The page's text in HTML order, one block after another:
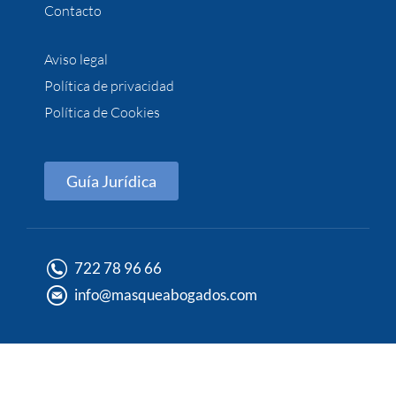
Contacto
Aviso legal
Política de privacidad
Política de Cookies
Guía Jurídica
722 78 96 66
info@masqueabogados.com